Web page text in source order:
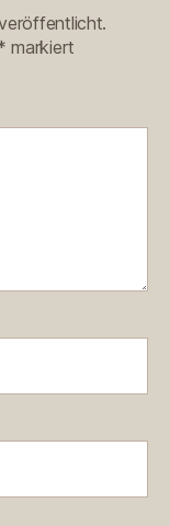
markiert